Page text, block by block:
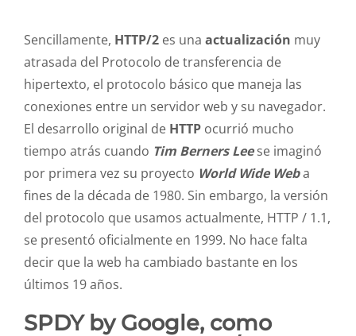
Sencillamente, HTTP/2 es una actualización muy
atrasada del Protocolo de transferencia de
hipertexto, el protocolo básico que maneja las
conexiones entre un servidor web y su navegador.
El desarrollo original de HTTP ocurrió mucho
tiempo atrás cuando Tim Berners Leese imaginó
por primera vez su proyecto World Wide Weba
fines de la década de 1980. Sin embargo, la versión
del protocolo que usamos actualmente, HTTP / 1.1,
se presentó oficialmente en 1999. No hace falta
decir que la web ha cambiado bastante en los
últimos 19 años.
SPDY by Google, como